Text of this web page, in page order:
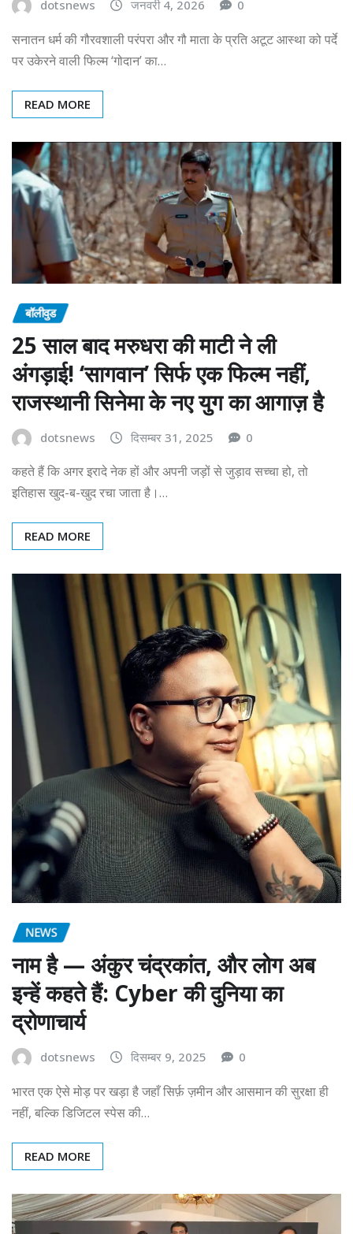
dotsnews जनवरी 4, 2026 0
सनातन धर्म की गौरवशाली परंपरा और गौ माता के प्रति अटूट आस्था को पर्दे
पर उकेरने वाली फिल्म ‘गोदान’ का…
READ MORE
बॉलीवुड
25 साल बाद मरुधरा की माटी ने ली
अंगड़ाई! ‘सागवान’ सिर्फ एक फिल्म नहीं,
राजस्थानी सिनेमा के नए युग का आगाज़ है
dotsnews दिसम्बर 31, 2025 0
कहते हैं कि अगर इरादे नेक हों और अपनी जड़ों से जुड़ाव सच्चा हो, तो
इतिहास खुद-ब-खुद रचा जाता है।…
READ MORE
NEWS
नाम है — अंकुर चंद्रकांत, और लोग अब
इन्हें कहते हैं: Cyber की दुनिया का
द्रोणाचार्य
dotsnews दिसम्बर 9, 2025 0
भारत एक ऐसे मोड़ पर खड़ा है जहाँ सिर्फ़ ज़मीन और आसमान की सुरक्षा ही
नहीं, बल्कि डिजिटल स्पेस की…
READ MORE